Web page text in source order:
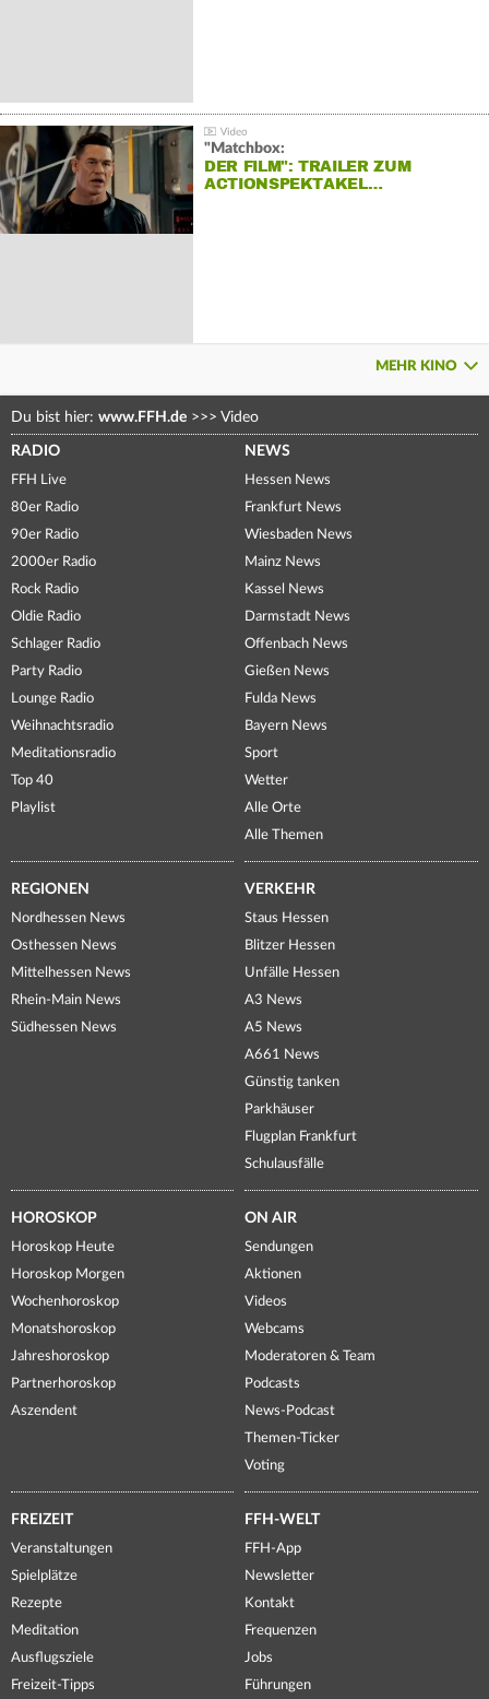
"Matchbox:
DER FILM": TRAILER ZUM
ACTIONSPEKTAKEL…
MEHR KINO
Du bist hier: www.FFH.de >>> Video
RADIO
FFH Live
80er Radio
90er Radio
2000er Radio
Rock Radio
Oldie Radio
Schlager Radio
Party Radio
Lounge Radio
Weihnachtsradio
Meditationsradio
Top 40
Playlist
NEWS
Hessen News
Frankfurt News
Wiesbaden News
Mainz News
Kassel News
Darmstadt News
Offenbach News
Gießen News
Fulda News
Bayern News
Sport
Wetter
Alle Orte
Alle Themen
REGIONEN
Nordhessen News
Osthessen News
Mittelhessen News
Rhein-Main News
Südhessen News
VERKEHR
Staus Hessen
Blitzer Hessen
Unfälle Hessen
A3 News
A5 News
A661 News
Günstig tanken
Parkhäuser
Flugplan Frankfurt
Schulausfälle
HOROSKOP
Horoskop Heute
Horoskop Morgen
Wochenhoroskop
Monatshoroskop
Jahreshoroskop
Partnerhoroskop
Aszendent
ON AIR
Sendungen
Aktionen
Videos
Webcams
Moderatoren & Team
Podcasts
News-Podcast
Themen-Ticker
Voting
FREIZEIT
Veranstaltungen
Spielplätze
Rezepte
Meditation
Ausflugsziele
Freizeit-Tipps
FFH-WELT
FFH-App
Newsletter
Kontakt
Frequenzen
Jobs
Führungen